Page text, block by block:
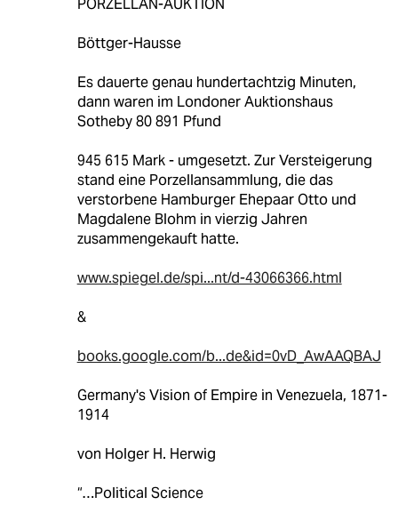
Böttger-Hausse
Es dauerte genau hundertachtzig Minuten,
dann waren im Londoner Auktionshaus
Sotheby 80 891 Pfund
945 615 Mark - umgesetzt. Zur Versteigerung
stand eine Porzellansammlung, die das
verstorbene Hamburger Ehepaar Otto und
Magdalene Blohm in vierzig Jahren
zusammengekauft hatte.
www.spiegel.de/spi...nt/d-43066366.html
&
books.google.com/b...de&id=0vD_AwAAQBAJ
Germany's Vision of Empire in Venezuela, 1871-
1914
von Holger H. Herwig
“…Political Science